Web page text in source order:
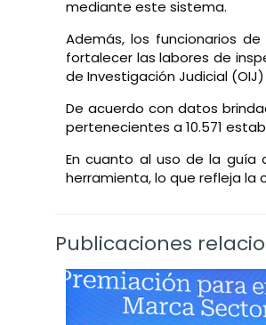
mediante este sistema.
Además, los funcionarios
fortalecer las labores de
de Investigación Judicial
De acuerdo con datos
pertenecientes a 10.571
En cuanto al uso de la guía
herramienta, lo que refleja la
Publicaciones